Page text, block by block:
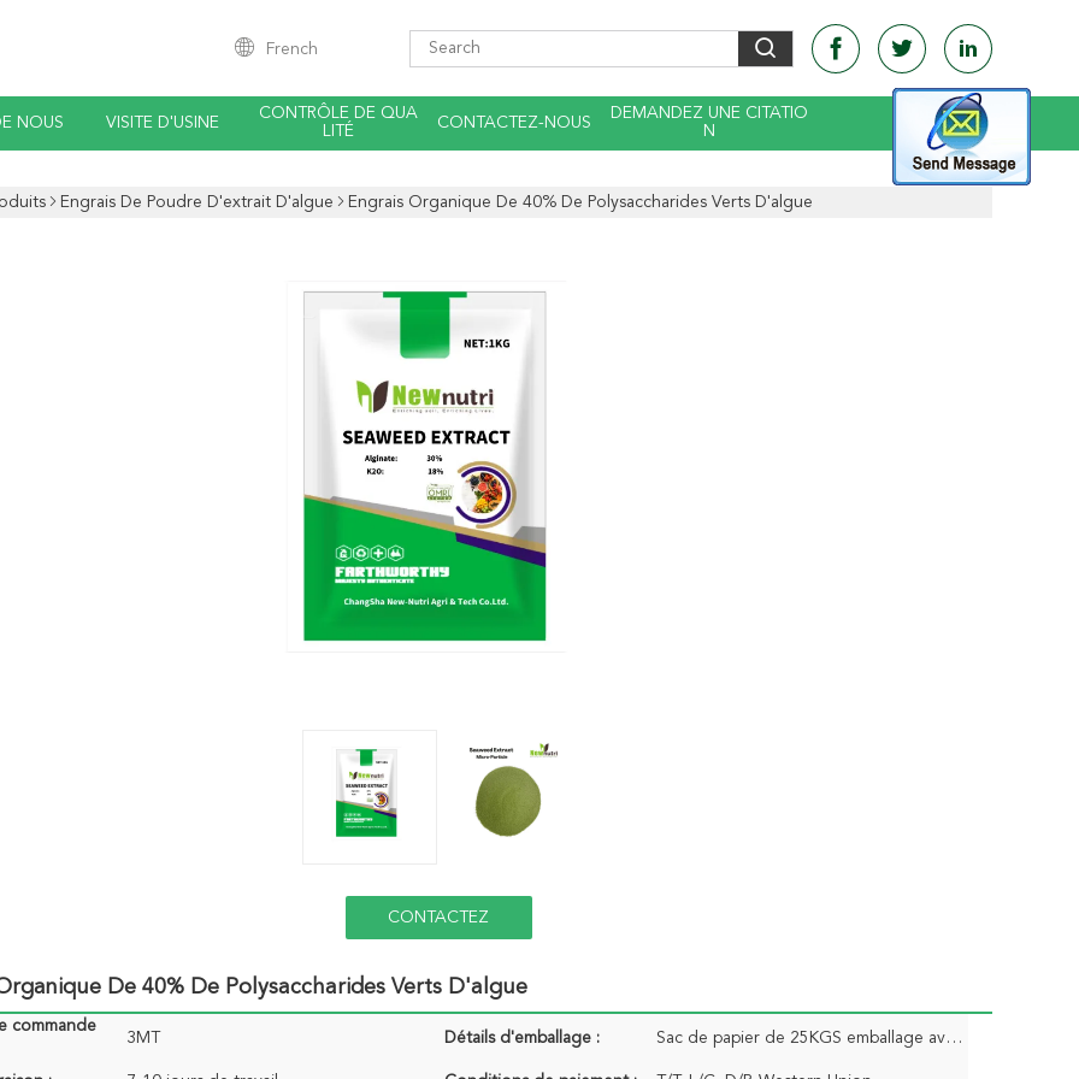
French
NOUS VISITE D'USINE
CONTRÔLE DE QUA
LITÉ
CONTACTEZ-NOUS
DEMANDEZ UNE CITATIO
N
Engrais De Poudre D'extrait D'algue Engrais Organique De 40% De Polysaccharides Verts D'algue
CONTACTEZ
De 40% De Polysaccharides Verts D'algue
commande
3MT Détails d'emballage : Sac de papier de 25KGS emballage avec le sac intérieur ou l'emballage adapté aux besoins du client